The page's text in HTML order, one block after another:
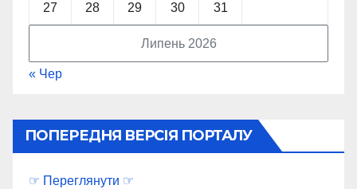
Липень 2026
27 28 29 30 31
« Чер
ПОПЕРЕДНЯ ВЕРСІЯ ПОРТАЛУ
☞ Переглянути ☞